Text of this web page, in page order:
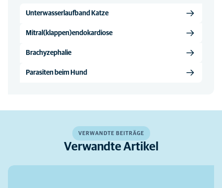
Unterwasserlaufband Katze
Mitral(klappen)endokardiose
Brachyzephalie
Parasiten beim Hund
VERWANDTE BEITRÄGE
Verwandte Artikel